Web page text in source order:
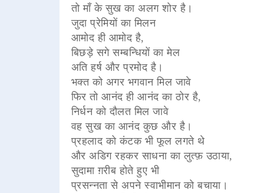
तो माँ के सुख का अलग शोर है।
जुदा प्रेमियों का मिलन
आमोद ही आमोद है,
बिछड़े सगे सम्बन्धियों का मेल
अति हर्ष और प्रमोद है।
भक्त को अगर भगवान मिल जावे
फिर तो आनंद ही आनंद का ठोर है,
निर्धन को दौलत मिल जावे
वह सुख का आनंद कुछ और है।
प्रहलाद को कंटक भी फूल लगते थे
और अडिग रहकर साधना का लुत्फ़ उठाया,
सुदामा ग़रीब होते हुए भी
प्रसन्नता से अपने स्वाभीमान को बचाया।